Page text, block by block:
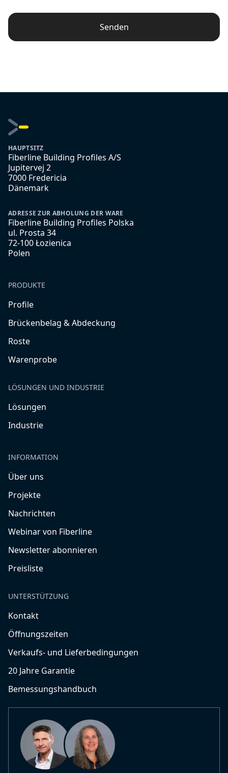
Senden
HAUPTSITZ
Fiberline Building Profiles A/S
Jupitervej 2
7000 Fredericia
Dänemark
ADRESSE ZUR ABHOLUNG DER WARE
Fiberline Building Profiles Polska
ul. Prosta 34
72-100 Łozienica
Polen
PRODUKTE
Profile
Brückenbelag & Abdeckung
Roste
Warenprobe
LÖSUNGEN UND INDUSTRIE
Lösungen
Industrie
INFORMATION
Über uns
Projekte
Nachrichten
Webinar von Fiberline
Newsletter abonnieren
Preisliste
UNTERSTÜTZUNG
Kontakt
Öffnungszeiten
Verkaufs- und Lieferbedingungen
20 Jahre Garantie
Bemessungshandbuch